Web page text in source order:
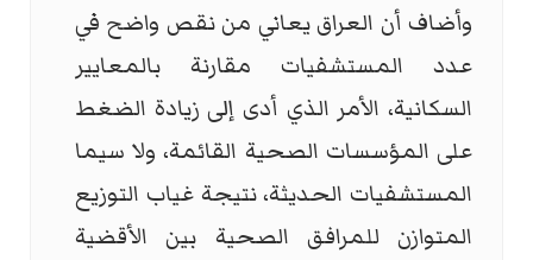
وأضاف أن العراق يعاني من نقص واضح في
عدد المستشفيات مقارنة بالمعايير
السكانية، الأمر الذي أدى إلى زيادة الضغط
على المؤسسات الصحية القائمة، ولا سيما
المستشفيات الحديثة، نتيجة غياب التوزيع
المتوازن للمرافق الصحية بين الأقضية